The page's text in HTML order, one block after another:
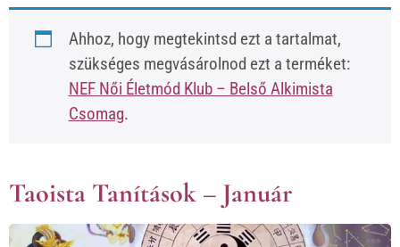
Ahhoz, hogy megtekintsd ezt a tartalmat,
szükséges megvásárolnod ezt a terméket:
NEF Női Életmód Klub – Belső Alkimista
Csomag.
Taoista Tanítások – Január